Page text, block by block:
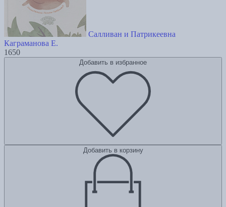
Салливан и Патрикеевна
Каграманова Е.
1650
Добавить в избранное
Добавить в корзину